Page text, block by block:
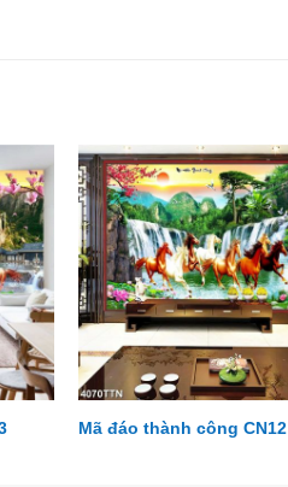
Mã đáo thành công CN12